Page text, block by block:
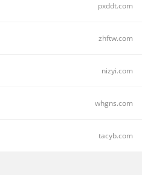
pxddt.com
zhftw.com
nizyi.com
whgns.com
tacyb.com